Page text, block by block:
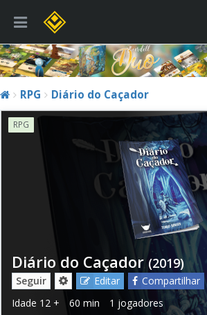
RPG Diário do Caçador
RPG
Diário do Caçador (2019)
Seguir Editar
Compartilhar
Idade 12 + 60 min 1 jogadores